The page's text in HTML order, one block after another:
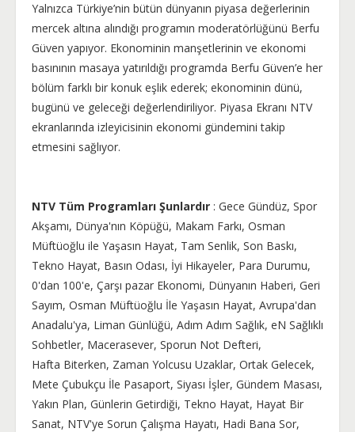
Yalnızca Türkiye’nin bütün dünyanın piyasa değerlerinin
mercek altına alındığı programın moderatörlüğünü Berfu
Güven yapıyor. Ekonominin manşetlerinin ve ekonomi
basınının masaya yatırıldığı programda Berfu Güven’e her
bölüm farklı bir konuk eşlik ederek; ekonominin dünü,
bugünü ve geleceği değerlendiriliyor. Piyasa Ekranı NTV
ekranlarında izleyicisinin ekonomi gündemini takip
etmesini sağlıyor.
NTV Tüm Programları Şunlardır : Gece Gündüz, Spor
Akşamı, Dünya'nın Köpüğü, Makam Farkı, Osman
Müftüoğlu ile Yaşasın Hayat, Tam Senlik, Son Baskı,
Tekno Hayat, Basın Odası, İyi Hikayeler, Para Durumu,
0'dan 100'e, Çarşı pazar Ekonomi, Dünyanın Haberi, Geri
Sayım, Osman Müftüoğlu İle Yaşasın Hayat, Avrupa'dan
Anadalu'ya, Liman Günlüğü, Adım Adım Sağlık, eN Sağlıklı
Sohbetler, Macerasever, Sporun Not Defteri,
Hafta Biterken, Zaman Yolcusu Uzaklar, Ortak Gelecek,
Mete Çubukçu İle Pasaport, Siyası İşler, Gündem Masası,
Yakın Plan, Günlerin Getirdiği, Tekno Hayat, Hayat Bir
Sanat, NTV'ye Sorun Çalışma Hayatı, Hadi Bana Sor,